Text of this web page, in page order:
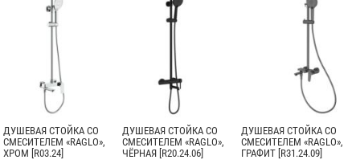
ДУШЕВАЯ СТОЙКА СО
СМЕСИТЕЛЕМ «RAGLO»,
ХРОМ [R03.24]
ДУШЕВАЯ СТОЙКА СО
СМЕСИТЕЛЕМ «RAGLO»,
ЧЁРНАЯ [R20.24.06]
ДУШЕВАЯ СТОЙКА СО
СМЕСИТЕЛЕМ «RAGLO»,
ГРАФИТ [R31.24.09]